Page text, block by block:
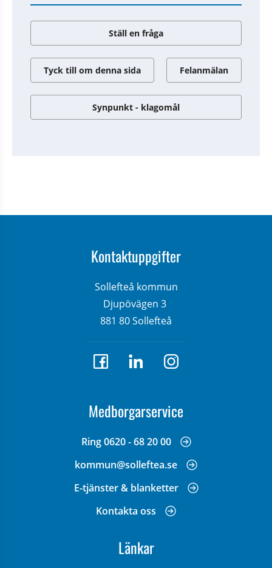
Ställ en fråga
Tyck till om denna sida Felanmälan
Synpunkt - klagomål
Kontaktuppgifter
Sollefteå kommun
Djupövägen 3
881 80 Sollefteå
Medborgarservice
Ring 0620 - 68 20 00
kommun@solleftea.se
E-tjänster & blanketter
Kontakta oss
Länkar